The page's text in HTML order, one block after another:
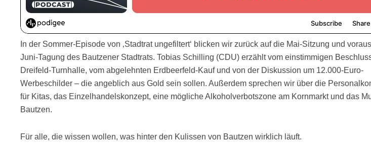
In der Sommer-Episode von ‚Stadtrat ungefiltert‘ blicken wir zurück auf die Mai-Sitzung und
Juni-Tagung des Bautzener Stadtrats. Tobias Schilling (CDU) erzählt vom einstimmigen
Dreifeld-Turnhalle, vom abgelehnten Erdbeerfeld-Kauf und von der Diskussion um 12.000-Euro-
Werbeschilder – die angeblich aus Gold sein sollen. Außerdem sprechen wir über die
für Kitas, das Einzelhandelskonzept, eine mögliche Alkoholverbotszone am Kornmarkt und das
Bautzen.
Für alle, die wissen wollen, was hinter den Kulissen von Bautzen wirklich läuft.